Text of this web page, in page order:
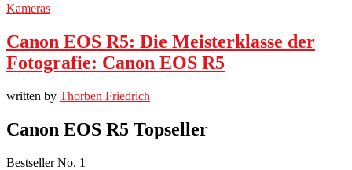
Kameras
Canon EOS R5: Die Meisterklasse der
Fotografie: Canon EOS R5
written by Thorben Friedrich
Canon EOS R5 Topseller
Bestseller No. 1